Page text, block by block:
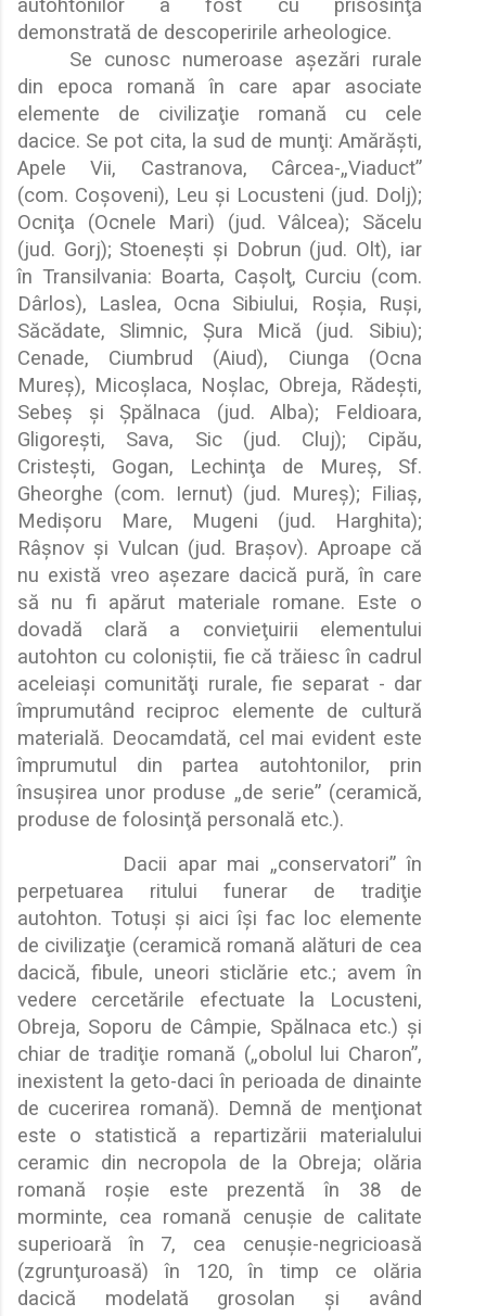
autohtonilor a fost cu prisosinţă
demonstrată de descoperirile arheologice.
Se cunosc numeroase aşezări rurale
din epoca romană în care apar asociate
elemente de civilizaţie romană cu cele
dacice. Se pot cita, la sud de munţi: Amărăşti,
Apele Vii, Castranova, Cârcea-„Viaduct”
(com. Coşoveni), Leu şi Locusteni (jud. Dolj);
Ocniţa (Ocnele Mari) (jud. Vâlcea); Săcelu
(jud. Gorj); Stoeneşti şi Dobrun (jud. Olt), iar
în Transilvania: Boarta, Caşol ţ, Curciu (com.
Dârlos), Laslea, Ocna Sibiului, Roşia, Ruşi,
Săcădate, Slimnic, Şura Mică (jud. Sibiu);
Cenade, Ciumbrud (Aiud), Ciunga (Ocna
Mureş), Micoş laca, Noş lac, Obreja, Rădeşti,
Sebeş şiŞpă lnaca (jud. Alba); Feldioara,
Gligoreşti, Sava, Sic (jud. Cluj); Cipău,
Cristeşti, Gogan, Lechinţa de Mureş, Sf.
Gheorghe (com. Iernut) (jud. Mureş); Filiaş,
Medişoru Mare, Mugeni (jud. Harghita);
Râşnov şi Vulcan (jud. Braşov). Aproape că
nu există vreo aşezare dacică pură, în care
să nu fi apărut materiale romane. Este o
dovadă clară a convieţuirii elementului
autohton cu coloniştii, fie că trăiesc în cadrul
aceleiaşi comunităţi rurale, fie separat - dar
împrumutând reciproc elemente de cultură
material ă. Deocamdată, cel mai evident este
împrumutul din partea autohtonilor, prin
însuşirea unor produse „de serie” (ceramică,
produse de folosinţă personal ă etc.).
Dacii apar mai „conservatori” în
perpetuarea ritului funerar de tradiţie
autohton. Totuşi şi aici îşi fac loc elemente
de civilizaţie (ceramică romană al ături de cea
dacică, fibule, uneori sticl ărie etc.; avem în
vedere cercetările efectuate la Locusteni,
Obreja, Soporu de Câmpie, Spă lnaca etc.) şi
chiar de tradiţie romană („obolul lui Charon”,
inexistent la geto-daci în perioada de dinainte
de cucerirea romană). Demnă de menţionat
este o statistică a repartizării materialului
ceramic din necropola de la Obreja; ol ăria
romană roşie este prezentă în 38 de
morminte, cea romană cenuşie de calitate
superioară în 7, cea cenuşie-negricioasă
(zgrunţuroasă) în 120, în timp ce ol ăria
dacică modelată grosolan şi având